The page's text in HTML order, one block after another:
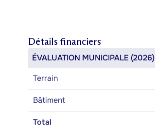
Détails financiers
ÉVALUATION MUNICIPALE (2026)
Terrain
Bâtiment
Total